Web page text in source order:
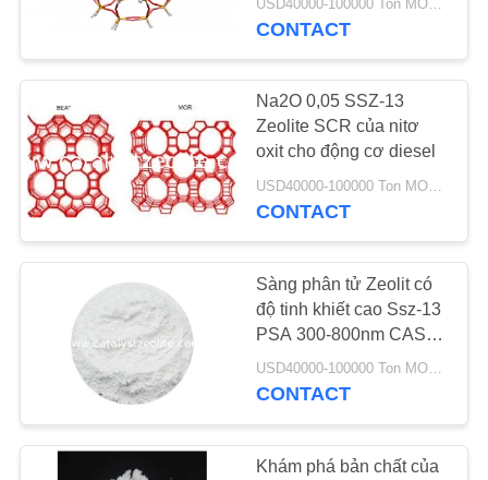
HỆ
CHÚNG
TÔI
TIN
TỨC
TRƯỜNG
SƠ
CONTACT
Na2O 0,05 SSZ-13
Zeolite SCR của nitơ
oxit cho động cơ diesel
USD40000-100000 Ton MOQ:1 kg
CONTACT
Sàng phân tử Zeolit ​​có
độ tinh khiết cao Ssz-13
PSA 300-800nm ​​CAS
1318-02-1
USD40000-100000 Ton MOQ:1 kg
CONTACT
Khám phá bản chất của